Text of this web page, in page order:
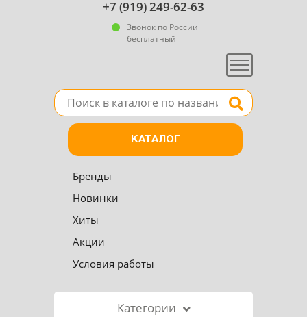
+7 (919) 249-62-63
Звонок по России
бесплатный
Меню
Поле для поиска товара в каталоге Найти
КАТАЛОГ
Бренды
Новинки
Хиты
Акции
Условия работы
Категории